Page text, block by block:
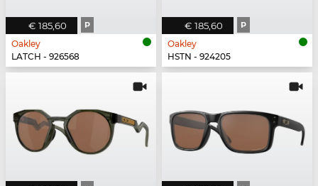
€ 185,60 P
Oakley
LATCH - 926568
€ 185,60 P
Oakley
HSTN - 924205